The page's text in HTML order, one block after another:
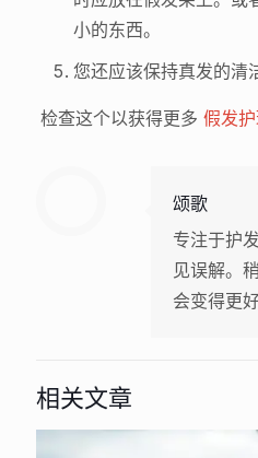
小的东西。
您还应该保持真发的清
检查这个以获得更多 假发
颂歌
专注于护
见误解。
会变得更好
相关文章